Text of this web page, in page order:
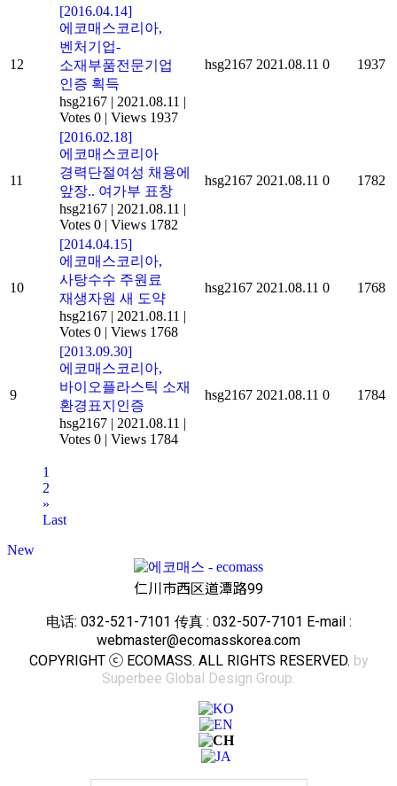
12
[2016.04.14]
에코매스코리아,
벤처기업-
소재부품전문기업
인증 획득
hsg2167 | 2021.08.11 |
Votes 0 | Views 1937
hsg2167 2021.08.11 0 1937
11
[2016.02.18]
에코매스코리아
경력단절여성 채용에
앞장.. 여가부 표창
hsg2167 | 2021.08.11 |
Votes 0 | Views 1782
hsg2167 2021.08.11 0 1782
10
[2014.04.15]
에코매스코리아,
사탕수수 주원료
재생자원 새 도약
hsg2167 | 2021.08.11 |
Votes 0 | Views 1768
hsg2167 2021.08.11 0 1768
9
[2013.09.30]
에코매스코리아,
바이오플라스틱 소재
환경표지인증
hsg2167 | 2021.08.11 |
Votes 0 | Views 1784
hsg2167 2021.08.11 0 1784
1
2
»
Last
New
仁川市西区道潭路99
电话: 032-521-7101 传真 : 032-507-7101 E-mail :
webmaster@ecomasskorea.com
COPYRIGHT ⓒ ECOMASS. ALL RIGHTS RESERVED. by
Superbee Global Design Group.